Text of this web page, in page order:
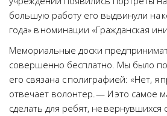
большую работу его выдвинули на
года» в номинации «Гражданская
Мемориальные доски
совершенно бесплатно. Мы было
его связана с полиграфией: «Нет, я
отвечает волонтер. — И это самое
сделать для ребят, не вернувшихся